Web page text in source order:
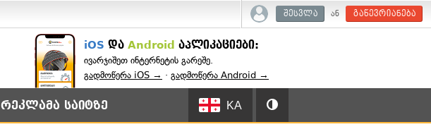
შესვლა ან გაწევრიანება
iOS და Android აპლიკაციები:
ივარჯიშეთ ინტერნეტის გარეშე.
გადმოწერა iOS → · გადმოწერა Android →
რეკლამა საიტზე KA